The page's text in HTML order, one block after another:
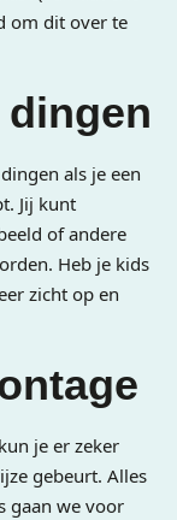
om dit over te
als je een
Jij kunt
of andere
Heb je kids
zicht op en
je er zeker
gebeurt. Alles
gaan we voor